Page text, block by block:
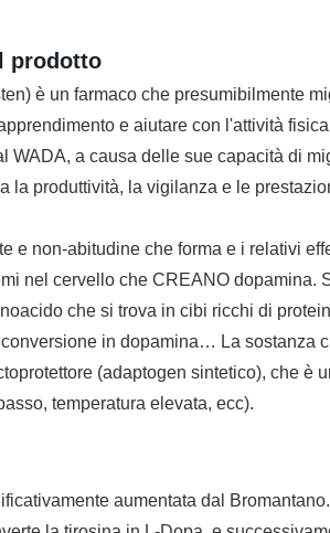
prodotto
è un farmaco che presumibilmente
e aiutare con l'attività
WADA, a causa delle sue capacità di
la produttività, la vigilanza e le
e non-abitudine che forma e i relativi
nel cervello che CREANO dopamina.
che si trova in cibi ricchi di
in dopamina… La sostanza
(adaptogen sintetico), che
temperatura elevata, ecc).
aumentata dal